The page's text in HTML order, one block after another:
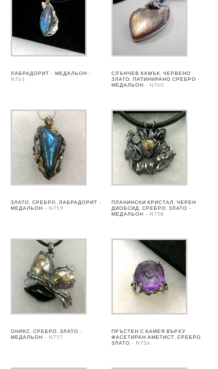
ЛАБРАДОРИТ – МЕДАЛЬОН –
N761
СЛЪНЧЕВ КАМЪК, ЧЕРВЕНО
ЗЛАТО, ПАТИНИРАНО СРЕБРО –
МЕДАЛЬОН – N760
ЗЛАТО, СРЕБРО, ЛАБРАДОРИТ –
МЕДАЛЬОН – N759
ПЛАНИНСКИ КРИСТАЛ, ЧЕРЕН
ДИОБСИД, СРЕБРО, ЗЛАТО –
МЕДАЛЬОН – N758
ОНИКС, СРЕБРО, ЗЛАТО –
МЕДАЛЬОН – N757
ПРЪСТЕН С КАМЕЯ ВЪРХУ
ФАСЕТИРАН АМЕТИСТ, СРЕБРО,
ЗЛАТО – N756